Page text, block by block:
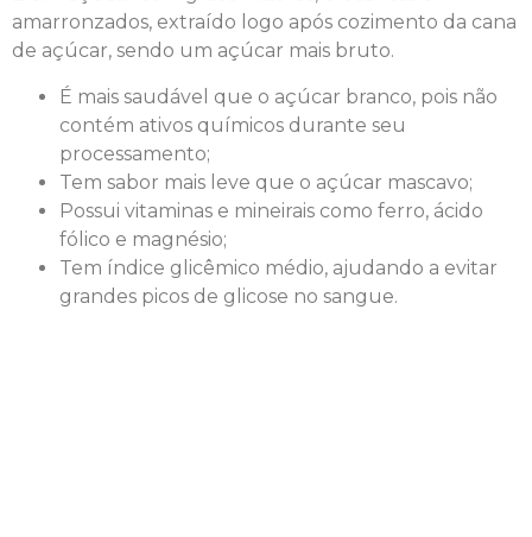
amarronzados, extraído logo após cozimento da cana
de açúcar, sendo um açúcar mais bruto.
É mais saudável que o açúcar branco, pois não
contém ativos químicos durante seu
processamento;
Tem sabor mais leve que o açúcar mascavo;
Possui vitaminas e mineirais como ferro, ácido
fólico e magnésio;
Tem índice glicêmico médio, ajudando a evitar
grandes picos de glicose no sangue.